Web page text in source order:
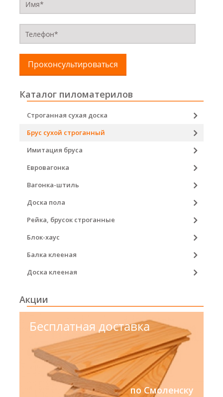
Проконсультироваться
Каталог пиломатерилов
Строганная сухая доска
Брус сухой строганный
Имитация бруса
Евровагонка
Вагонка-штиль
Доска пола
Рейка, брусок строганные
Блок-хаус
Балка клееная
Доска клееная
Акции
Бесплатная доставка
по Смоленску